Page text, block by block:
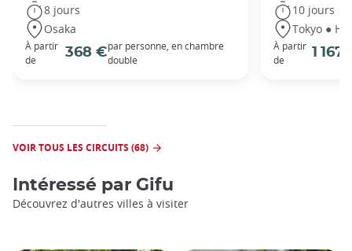
8 jours
Osaka
À partir
de
368 €par personne, en chambre
double
10 jours
Tokyo ●
À partir
de
1 167
VOIR TOUS LES CIRCUITS (68)
Intéressé par Gifu
Découvrez d'autres villes à visiter